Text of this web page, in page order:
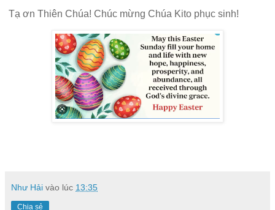
Tạ ơn Thiên Chúa! Chúc mừng Chúa Kito phục sinh!
Như Hải vào lúc 13:35
Chia sẻ